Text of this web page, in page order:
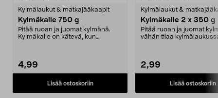
Kylmälaukut & matkajääkaapit
Kylmäkalle 750 g
Pitää ruoan ja juomat kylmänä.
Kylmäkalle on kätevä, kun
4,99
Lisää ostoskoriin
Kylmälaukut &
Kylmäkalle 2 x 350 g
Pitää ruoan ja juomat
vähän tilaa
2,99
Lisää ostoskoriin